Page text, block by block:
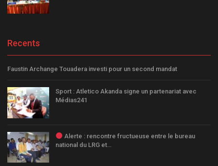
Recents
Faustin Archange Touadera investi pour un second mandat
Sport : Atletico Akanda signe un partenariat avec
Médias241
Alerte : rencontre fructueuse entre le bureau
national du LRG et…